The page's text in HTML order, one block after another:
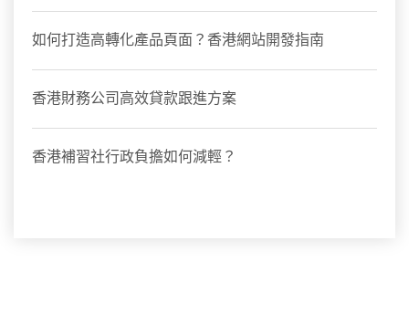
如何打造高轉化產品頁面？香港網站開發指南
香港財務公司高效貸款跟進方案
香港補習社行政負擔如何減輕？